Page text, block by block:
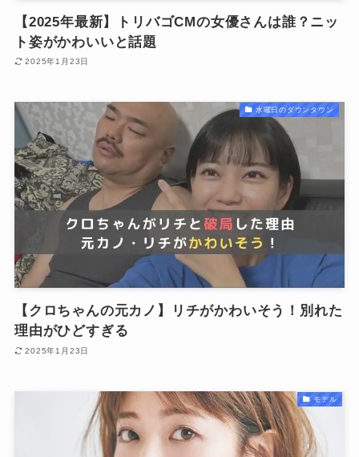
【2025年最新】トリバゴCMの女優さんは誰？ニッ
ト姿がかわいいと話題
2025年1月23日
水曜日のダウンタウン
【クロちゃんの元カノ】リチがかわいそう！別れた
理由がひどすぎる
2025年1月23日
モデル